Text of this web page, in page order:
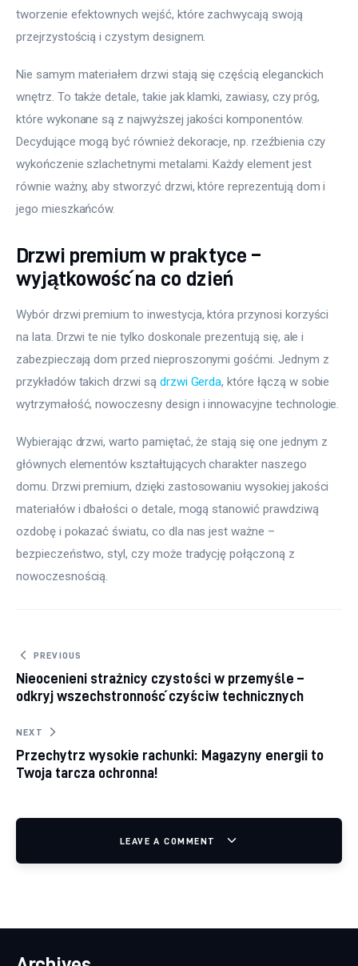
tworzenie efektownych wejść, które zachwycają swoją
przejrzystością i czystym designem.
Nie samym materiałem drzwi stają się częścią eleganckich
wnętrz. To także detale, takie jak klamki, zawiasy, czy próg,
które wykonane są z najwyższej jakości komponentów.
Decydujące mogą być również dekoracje, np. rzeźbienia czy
wykończenie szlachetnymi metalami. Każdy element jest
równie ważny, aby stworzyć drzwi, które reprezentują dom i
jego mieszkańców.
Drzwi premium w praktyce –
wyjątkowość na co dzień
Wybór drzwi premium to inwestycja, która przynosi korzyści
na lata. Drzwi te nie tylko doskonale prezentują się, ale i
zabezpieczają dom przed nieproszonymi gośćmi. Jednym z
przykładów takich drzwi są drzwi Gerda, które łączą w sobie
wytrzymałość, nowoczesny design i innowacyjne technologie.
Wybierając drzwi, warto pamiętać, że stają się one jednym z
głównych elementów kształtujących charakter naszego
domu. Drzwi premium, dzięki zastosowaniu wysokiej jakości
materiałów i dbałości o detale, mogą stanowić prawdziwą
ozdobę i pokazać światu, co dla nas jest ważne –
bezpieczeństwo, styl, czy może tradycję połączoną z
nowoczesnością.
Nawigacja wpisu
PREVIOUS
Nieocenieni strażnicy czystości w przemyśle –
odkryj wszechstronność czyściw technicznych
NEXT
Przechytrz wysokie rachunki: Magazyny energii to
Twoja tarcza ochronna!
LEAVE A COMMENT